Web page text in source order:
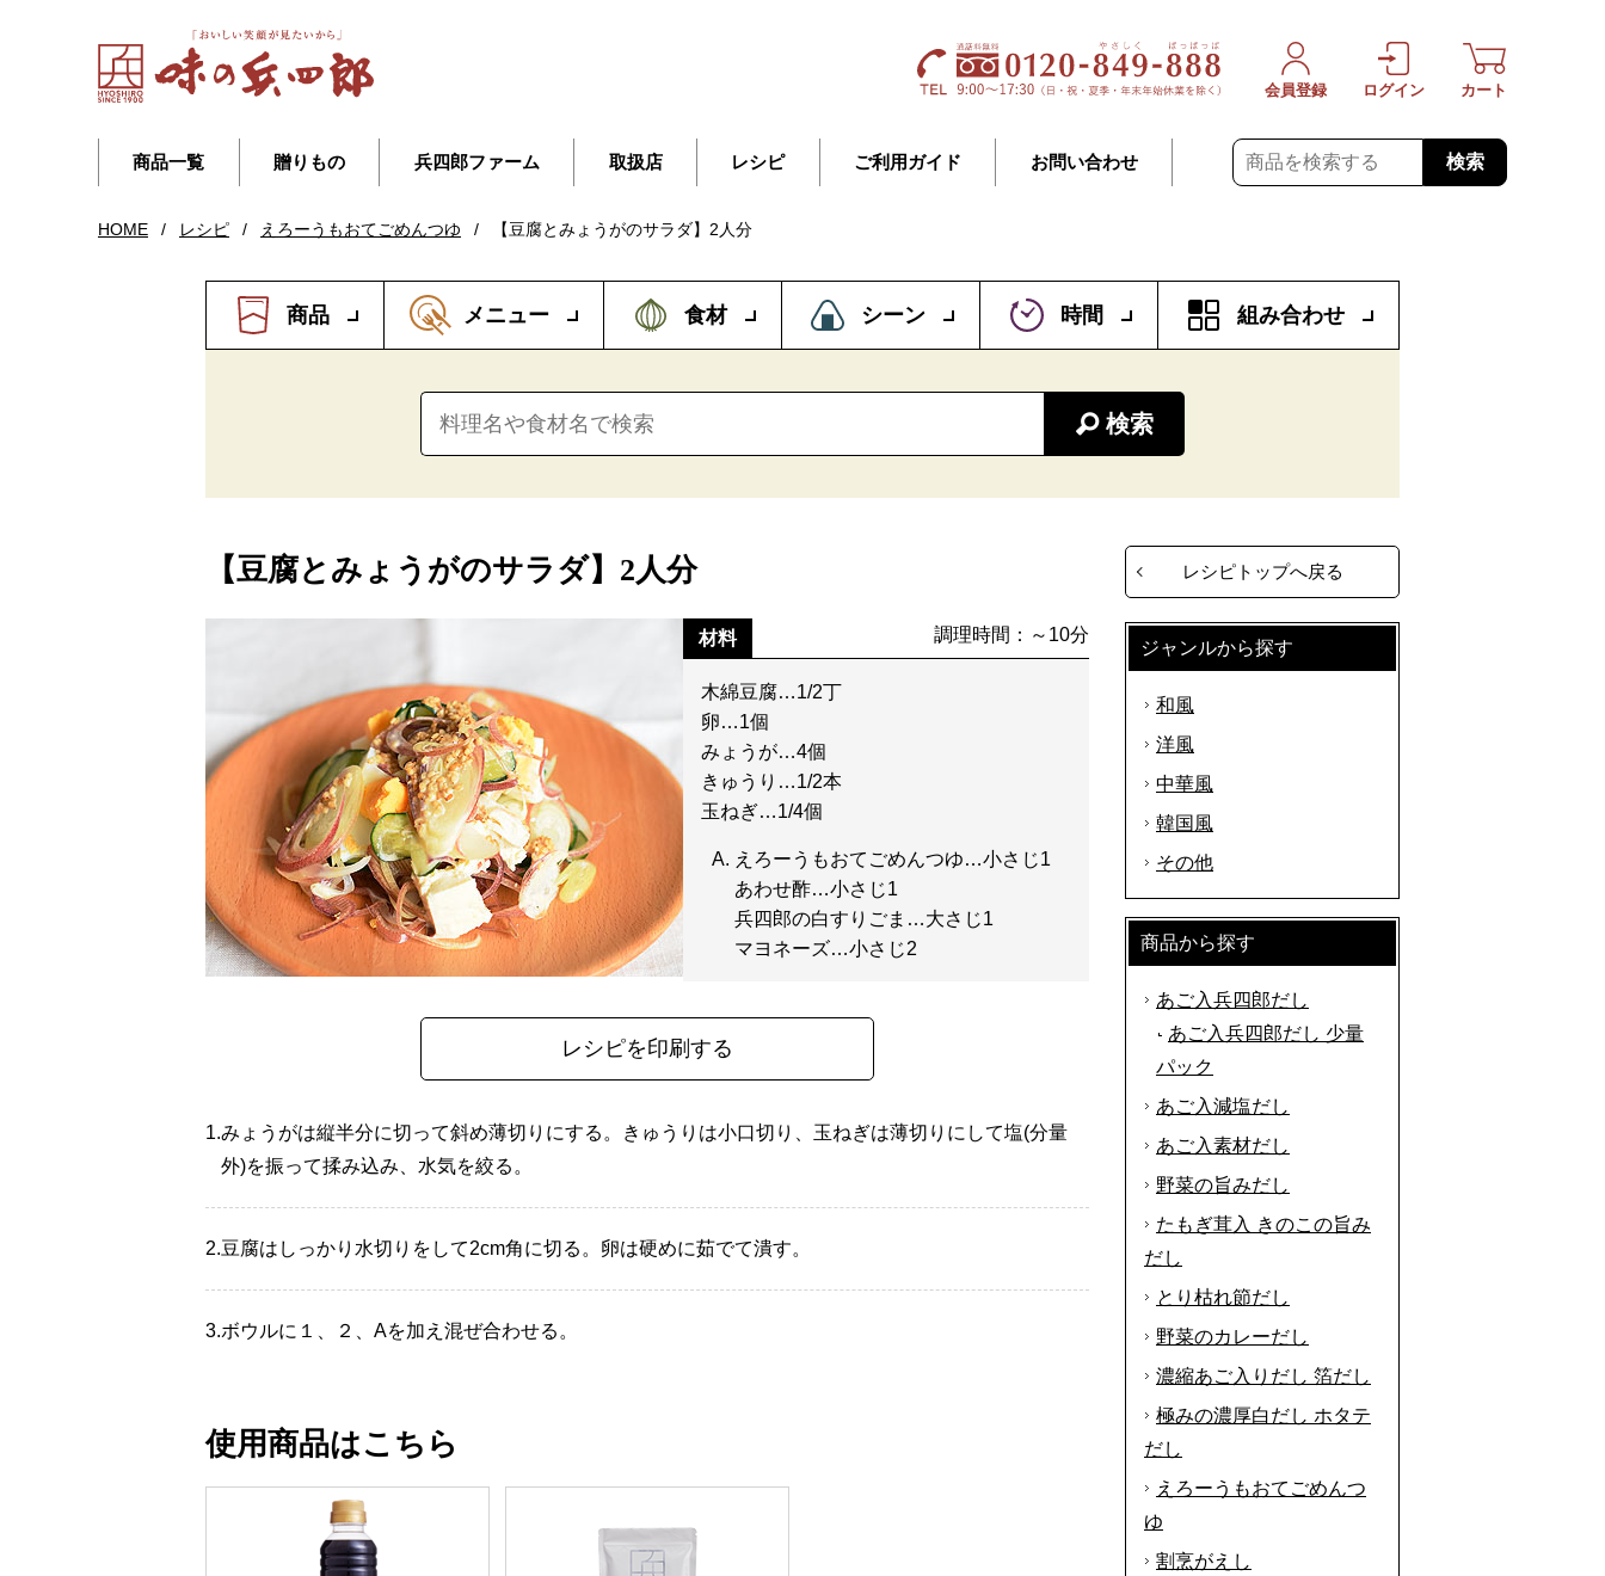
商品一覧 贈りもの 兵四郎ファーム 取扱店 レシピ ご利用ガイド お問い合わせ 検索
会員登録 ログイン カート
HOME / レシピ / えろーうもおてごめんつゆ / 【豆腐とみょうがのサラダ】2人分
商品 メニュー 食材 シーン 時間 組み合わせ
検索
【豆腐とみょうがのサラダ】2人分
材料 調理時間：～10分
木綿豆腐…1/2丁
卵…1個
みょうが…4個
きゅうり…1/2本
玉ねぎ…1/4個
えろーうもおてごめんつゆ…小さじ1
あわせ酢…小さじ1
兵四郎の白すりごま…大さじ1
マヨネーズ…小さじ2
レシピを印刷する
1.みょうがは縦半分に切って斜め薄切りにする。きゅうりは小口切り、玉ねぎは薄切りにして塩(分量
外)を振って揉み込み、水気を絞る。
2.豆腐はしっかり水切りをして2cm角に切る。卵は硬めに茹でて潰す。
3.ボウルに１、２、Aを加え混ぜ合わせる。
使用商品はこちら
レシピトップへ戻る
ジャンルから探す
和風
洋風
中華風
韓国風
その他
商品から探す
あご入兵四郎だし
あご入兵四郎だし 少量
パック
あご入減塩だし
あご入素材だし
野菜の旨みだし
たもぎ茸入 きのこの旨み
だし
とり枯れ節だし
野菜のカレーだし
濃縮あご入りだし 箔だし
極みの濃厚白だし ホタテ
だし
えろーうもおてごめんつ
ゆ
割烹がえし